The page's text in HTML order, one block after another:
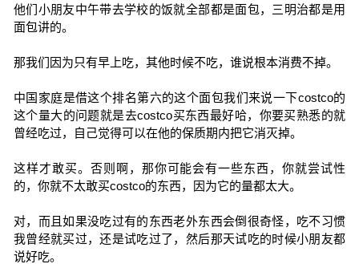
他们小朋友中午带去学校的饭就全部都是面包，三明治都是用
面包讲的。
那我们因为只有早上吃，其他时候不吃，谁说根本消费不掉。
中国家庭是借这个排名第六的这个面包我们来说一下costco的
这个量大的问题就是去costco买东西最好哈，你要买熟悉的就
曾经吃过，自己觉得可以在他的保质期内把它消灭掉。
这样才敢买。否则啊，那你可能会有一些东西，你就尝试性
的，你就不太敢买costco的东西，因为它的量都太大。
对，而且如果没吃过有的东西老外东西会倒很奇怪，吃不习惯
我曾经就买过，还是试吃过了，然后那天试吃的时候小朋友都
说好吃。